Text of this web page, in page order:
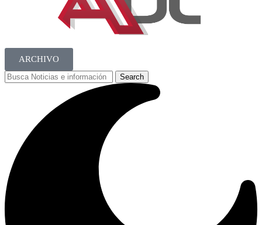
ARCHIVO